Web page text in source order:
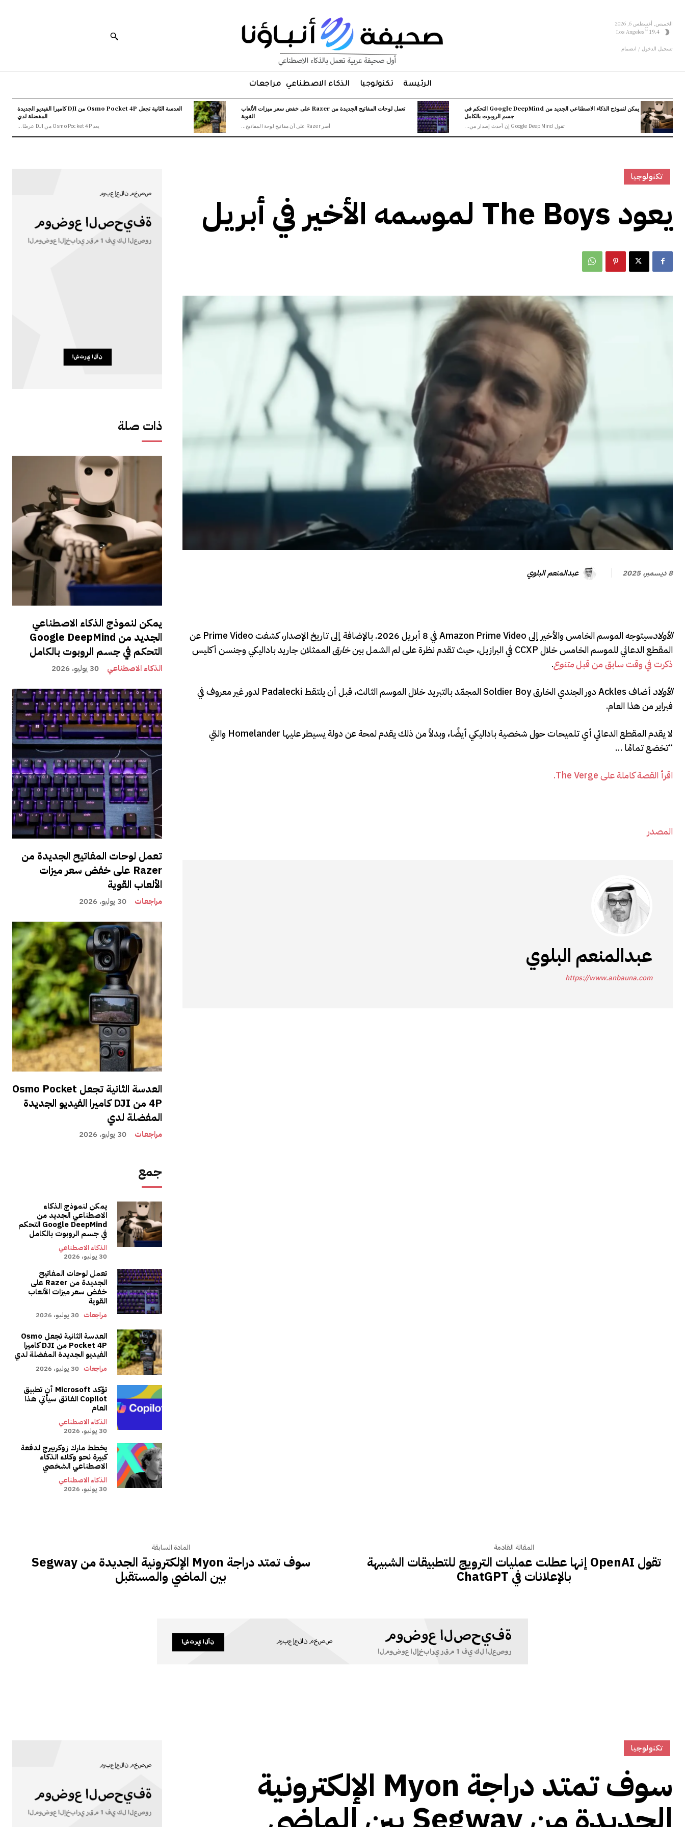
الخميس, أغسطس 6, 2026
19.4
C
Los Angeles
تسجيل الدخول / انضمام
الرئيسة تكنولوجيا الذكاء الاصطناعي مراجعات
يمكن لنموذج الذكاء الاصطناعي الجديد من Google DeepMind التحكم في
جسم الروبوت بالكامل
تقول Google DeepMind إن أحدث إصدار من...
تعمل لوحات المفاتيح الجديدة من Razer على خفض سعر ميزات الألعاب
القوية
أصر Razer على أن مفاتيح لوحة المفاتيح...
العدسة الثانية تجعل Osmo Pocket 4P من DJI كاميرا الفيديو الجديدة
المفضلة لدي
يعد Osmo Pocket 4P من DJI عرضًا...
ذات صلة
يمكن لنموذج الذكاء الاصطناعي
الجديد من Google DeepMind
التحكم في جسم الروبوت بالكامل
الذكاء الاصطناعي 30 يوليو، 2026
تعمل لوحات المفاتيح الجديدة من
Razer على خفض سعر ميزات
الألعاب القوية
مراجعات 30 يوليو، 2026
العدسة الثانية تجعل Osmo Pocket
4P من DJI كاميرا الفيديو الجديدة
المفضلة لدي
مراجعات 30 يوليو، 2026
جمع
يمكن لنموذج الذكاء
الاصطناعي الجديد من
Google DeepMind التحكم
في جسم الروبوت بالكامل
الذكاء الاصطناعي
30 يوليو، 2026
تعمل لوحات المفاتيح
الجديدة من Razer على
خفض سعر ميزات الألعاب
القوية
مراجعات 30 يوليو، 2026
العدسة الثانية تجعل Osmo
Pocket 4P من DJI كاميرا
الفيديو الجديدة المفضلة لدي
مراجعات 30 يوليو، 2026
تؤكد Microsoft أن تطبيق
Copilot الفائق سيأتي هذا
العام
الذكاء الاصطناعي
30 يوليو، 2026
يخطط مارك زوكربيرج لدفعة
كبيرة نحو وكلاء الذكاء
الاصطناعي الشخصي
الذكاء الاصطناعي
30 يوليو، 2026
تكنولوجيا
يعود The Boys لموسمه الأخير في أبريل
8 ديسمبر، 2025 عبدالمنعم البلوي
الأولاد
سيتوجه الموسم الخامس والأخير إلى Amazon Prime Video في 8 أبريل 2026. بالإضافة إلى تاريخ الإصدار، كشفت Prime Video عن
المقطع الدعائي للموسم الخامس خلال CCXP في البرازيل، حيث تقدم نظرة على لم الشمل بين
خارقالممثلان جاريد باداليكي وجنسن أكليس
ذكرت في وقت سابق من قبلمتنوع.
الأولاد
أضاف Ackles دور الجندي الخارق Soldier Boy المجمّد بالتبريد خلال الموسم الثالث، قبل أن يلتقط Padalecki لدور غير معروف في
فبراير من هذا العام.
لا يقدم المقطع الدعائي أي تلميحات حول شخصية باداليكي أيضًا، وبدلاً من ذلك يقدم لمحة عن دولة يسيطر عليها Homelander والتي
“تخضع تمامًا …
اقرأ القصة كاملة على The Verge.
المصدر
عبدالمنعم البلوي
https://www.anbauna.com
المادة السابقة
سوف تمتد دراجة Myon الإلكترونية الجديدة من Segway
بين الماضي والمستقبل
المقالة القادمة
تقول OpenAI إنها عطلت عمليات الترويج للتطبيقات الشبيهة
بالإعلانات في ChatGPT